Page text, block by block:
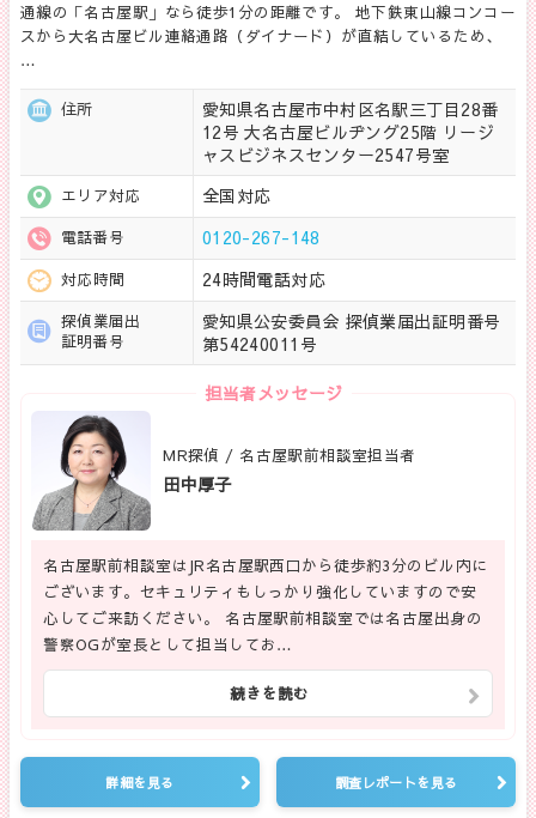
通線の「名古屋駅」なら徒歩1分の距離です。 地下鉄東山線コンコー
スから大名古屋ビル連絡通路（ダイナード）が直結しているため、
…
住所
愛知県名古屋市中村区名駅三丁目28番
12号 大名古屋ビルヂング25階 リージ
ャスビジネスセンター2547号室
エリア対応 全国対応
電話番号 0120-267-148
対応時間 24時間電話対応
探偵業届出
証明番号
愛知県公安委員会 探偵業届出証明番号
第54240011号
担当者メッセージ
MR探偵 / 名古屋駅前相談室担当者
田中厚子
名古屋駅前相談室はJR名古屋駅西口から徒歩約3分のビル内に
ございます。セキュリティもしっかり強化していますので安
心してご来訪ください。 名古屋駅前相談室では名古屋出身の
警察OGが室長として担当してお…
続きを読む
詳細を見る 調査レポートを見る